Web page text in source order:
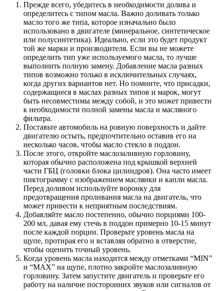
Прежде всего, убедитесь в необходимости долива и
определитесь с типом масла. Важно доливать только
масло того же типа, которое изначально было
использовано в двигателе (минеральное, синтетическое
или полусинтетика). Идеально, если это будет продукт
той же марки и производителя. Если вы не можете
определить тип уже используемого масла, то лучше
выполнить полную замену. Добавление масла разных
типов возможно только в исключительных случаях,
когда других вариантов нет. Но помните, что присадки,
содержащиеся в маслах разных типов и марок, могут
быть несовместимы между собой, и это может привести
к необходимости полной замены масла и масляного
фильтра.
Поставьте автомобиль на ровную поверхность и дайте
двигателю остыть, предпочтительно оставив его на
несколько часов, чтобы масло стекло в поддон.
После этого, откройте маслозаливную горловину,
которая обычно расположена под крышкой верхней
части ГБЦ (головки блока цилиндров). Она часто имеет
пиктограмму с изображением маслянки и капли масла.
Перед доливом используйте воронку для
предотвращения проливания масла на двигатель, что
может привести к неприятным последствиям.
Добавляйте масло постепенно, обычно порциями 100-
200 мл, давая ему стечь в поддон примерно 10-15 минут
после каждой порции. Проверьте уровень масла на
щупе, протирая его и вставляя обратно в отверстие,
чтобы оценить точный уровень.
Когда уровень масла находится между отметками “MIN”
и “МAX” на щупе, плотно закройте маслозаливную
горловину. Затем запустите двигатель и проверьте его
работу на наличие посторонних звуков или сигналов от